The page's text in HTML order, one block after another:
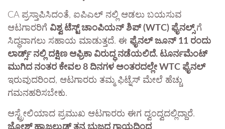
CA ಪ್ರಸ್ತಾಪಿಸಿದಂತೆ, ಐಪಿಎಲ್ ನಲ್ಲಿ ಆಡಲು ಬಯಸುವ
ಆಟಗಾರರಿಗೆ ವಿಶ್ವ ಟೆಸ್ಟ್ ಚಾಂಪಿಯನ್ ಶಿಪ್ (WTC) ಫೈನಲ್ಸ್ಗೆ
ಸಿದ್ಧವಾಗಲು ಸಹಾಯ ಮಾಡುತ್ತದೆ. ಈ ಫೈನಲ್ ಜೂನ್ 11 ರಂದು
ಲಾರ್ಡ್ಸ್ ನಲ್ಲಿ ದಕ್ಷಿಣ ಆಫ್ರಿಕಾ ವಿರುದ್ಧ ನಡೆಯಲಿದೆ. ಟೂರ್ನಮೆಂಟ್
ಮುಗಿದ ನಂತರ ಕೇವಲ 8 ದಿನಗಳ ಅಂತರದಲ್ಲೇ WTC ಫೈನಲ್
ಇರುವುದರಿಂದ, ಆಟಗಾರರು ತಮ್ಮ ಫಿಟ್ನೆಸ್ ಮೇಲೆ ಹೆಚ್ಚು
ಗಮನಹರಿಸಬೇಕು.
ಆಸ್ಟ್ರೇಲಿಯಾದ ಪ್ರಮುಖ ಆಟಗಾರರು ಈಗ ದ್ವಂದ್ವದಲ್ಲಿದ್ದಾರೆ.
ಜೋಶ್ ಹ್ಯಾಜಲ್ವುಡ್ ತನ್ನ ಭುಜದ ಗಾಯದಿಂದ